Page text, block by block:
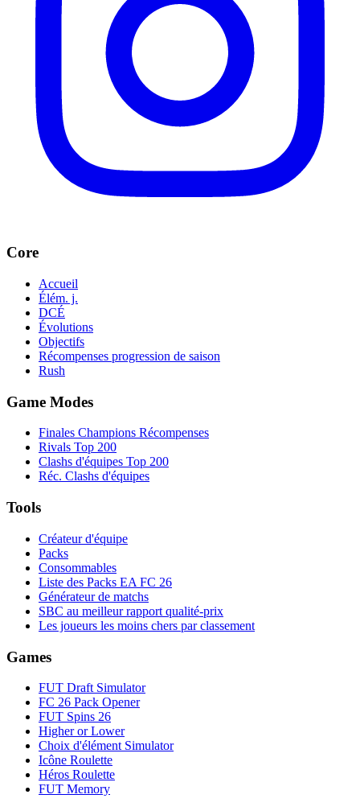
Core
Accueil
Élém. j.
DCÉ
Évolutions
Objectifs
Récompenses progression de saison
Rush
Game Modes
Finales Champions Récompenses
Rivals Top 200
Clashs d'équipes Top 200
Réc. Clashs d'équipes
Tools
Créateur d'équipe
Packs
Consommables
Liste des Packs EA FC 26
Générateur de matchs
SBC au meilleur rapport qualité-prix
Les joueurs les moins chers par classement
Games
FUT Draft Simulator
FC 26 Pack Opener
FUT Spins 26
Higher or Lower
Choix d'élément Simulator
Icône Roulette
Héros Roulette
FUT Memory